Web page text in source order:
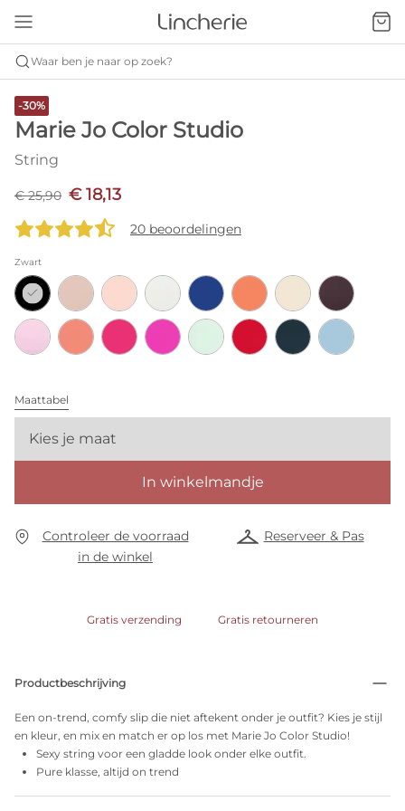
Waar ben je naar op zoek?
-30%
Marie Jo Color Studio
String
€ 25,90 € 18,13
20 beoordelingen
Zwart
Maattabel
Kies je maat
In winkelmandje
Controleer de voorraad
in de winkel
Reserveer & Pas
Gratis verzending Gratis retourneren
Productbeschrijving
Een on-trend, comfy slip die niet aftekent onder je outfit? Kies je stijl
en kleur, en mix en match er op los met Marie Jo Color Studio!
Sexy string voor een gladde look onder elke outfit.
Pure klasse, altijd on trend